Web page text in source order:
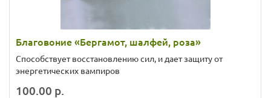
Благовоние «Бергамот, шалфей, роза»
Способствует восстановлению сил, и дает защиту от
энергетических вампиров
100.00 р.